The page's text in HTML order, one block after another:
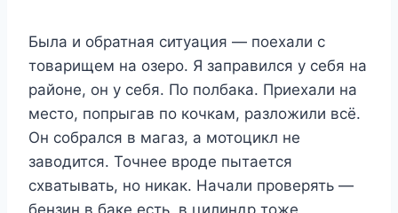
Была и обратная ситуация — поехали с
товарищем на озеро. Я заправился у себя на
районе, он у себя. По полбака. Приехали на
место, попрыгав по кочкам, разложили всё.
Он собрался в магаз, а мотоцикл не
заводится. Точнее вроде пытается
схватывать, но никак. Начали проверять —